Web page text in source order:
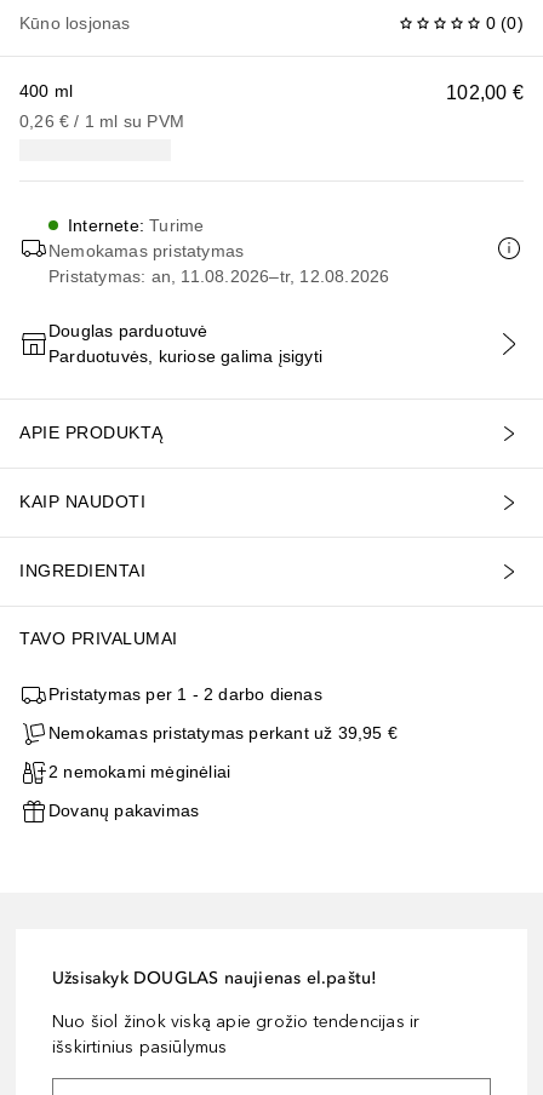
Kūno losjonas 0 (0)
102,00 €
400 ml
0,26 € / 1 ml su PVM
Internete:Turime
Nemokamas pristatymas
Pristatymas: an, 11.08.2026–tr, 12.08.2026
PRIDĖTI Į KREPŠELĮ
Douglas parduotuvė
Parduotuvės, kuriose galima įsigyti
APIE PRODUKTĄ
KAIP NAUDOTI
INGREDIENTAI
TAVO PRIVALUMAI
Pristatymas per 1 - 2 darbo dienas
Nemokamas pristatymas perkant už 39,95 €
2 nemokami mėginėliai
Dovanų pakavimas
Užsisakyk DOUGLAS naujienas el.paštu!
Nuo šiol žinok viską apie grožio tendencijas ir
išskirtinius pasiūlymus